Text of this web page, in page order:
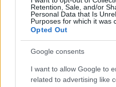
Retention, Sale, and/or
Personal Data that Is
Purposes for which it was
Opted Out
Google consents
I want to allow Google to
related to advertising like
Incidente Olbia,
persone: due
Red Valley
alle 5